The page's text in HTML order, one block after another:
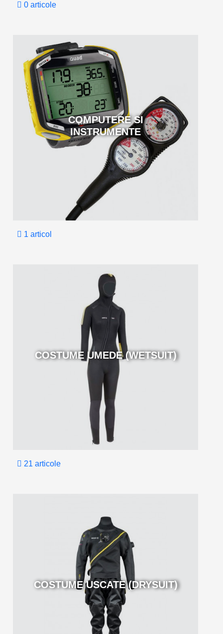
0 articole
COMPUTERE SI
INSTRUMENTE
1 articol
COSTUME UMEDE (WETSUIT)
21 articole
COSTUME USCATE (DRYSUIT)